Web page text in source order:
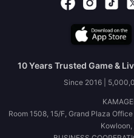
10 Years Trusted Game &
Since 2016 |
Room 1508, 15/F, Grand Plaza
Kowloon,